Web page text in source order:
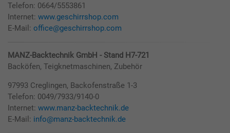
Telefon: 0664/5553861
Internet: www.geschirrshop.com
E-Mail: office@geschirrshop.com
MANZ-Backtechnik GmbH - Stand H7-721
Backöfen, Teigknetmaschinen, Zubehör
97993 Creglingen, Backofenstraße 1-3
Telefon: 0049/7933/9140-0
Internet: www.manz-backtechnik.de
E-Mail: info@manz-backtechnik.de